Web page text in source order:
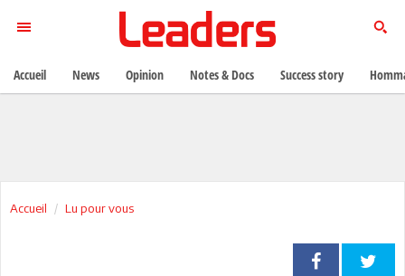
Accueil Lu pour vous
Accueil News Opinion Notes & Docs Success story